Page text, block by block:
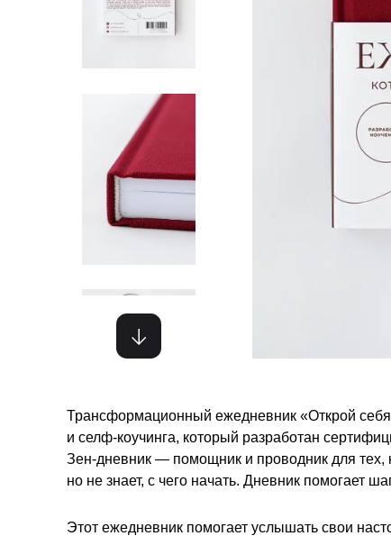
Трансформационный ежедневник «Открой
и селф-коучинга, который разработан
Зен-дневник — помощник и проводник для тех,
но не знает, с чего начать. Дневник помогает
Этот ежедневник помогает услышать свои